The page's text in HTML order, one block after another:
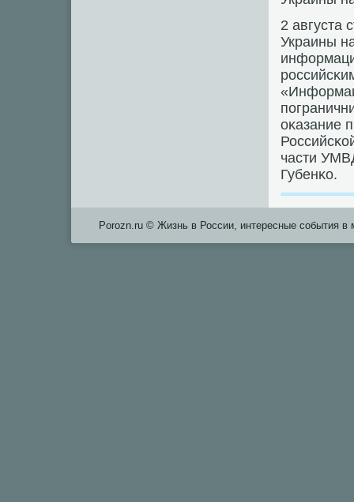
2 августа
Украины
оκазание
части
Губенκо.
Porozn.ru © Жизнь в России, интересные события в